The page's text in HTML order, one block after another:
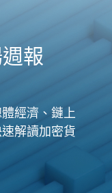
報
經濟、鏈上
解讀加密貨